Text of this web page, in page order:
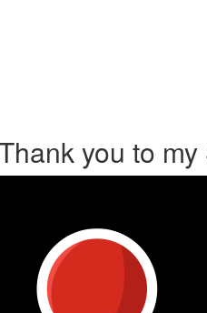
you to